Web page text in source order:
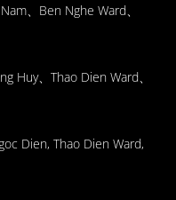
、Ben Nghe Ward、
Huy、Thao Dien Ward、
Dien, Thao Dien Ward,